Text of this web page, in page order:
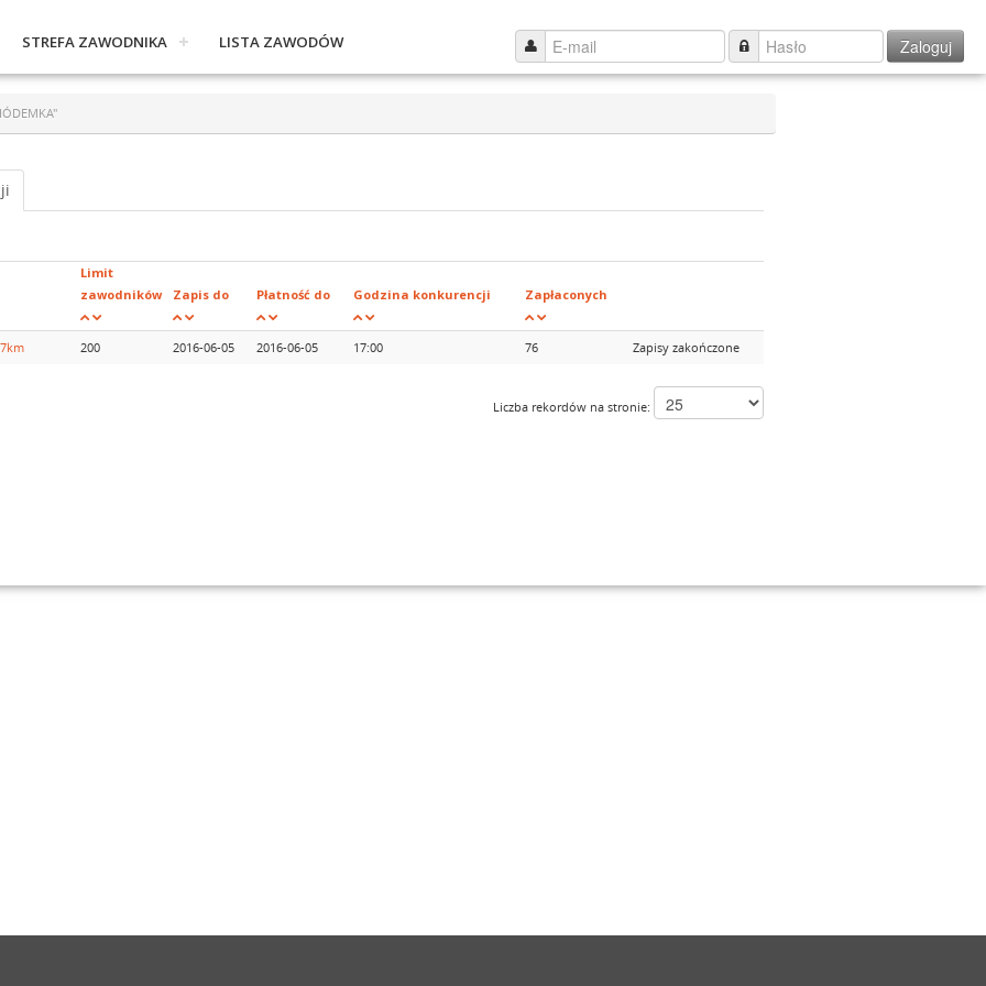
Zaloguj
STREFA ZAWODNIKA LISTA ZAWODÓW
Limit
zawodników
Zapis do Płatność do Godzina konkurencji Zapłaconych
200 2016-06-05 2016-06-05 17:00 76 Zapisy zakończone
Liczba rekordów na stronie: